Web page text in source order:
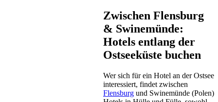
Zwischen Flensburg
& Swinemünde:
Hotels entlang der
Ostseeküste buchen
Wer sich für ein Hotel an der Ostsee
interessiert, findet zwischen
Flensburg und Swinemünde (Polen)